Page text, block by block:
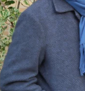
3.
2
家族
信託
での
スム
ーズ
な管
理の
方法